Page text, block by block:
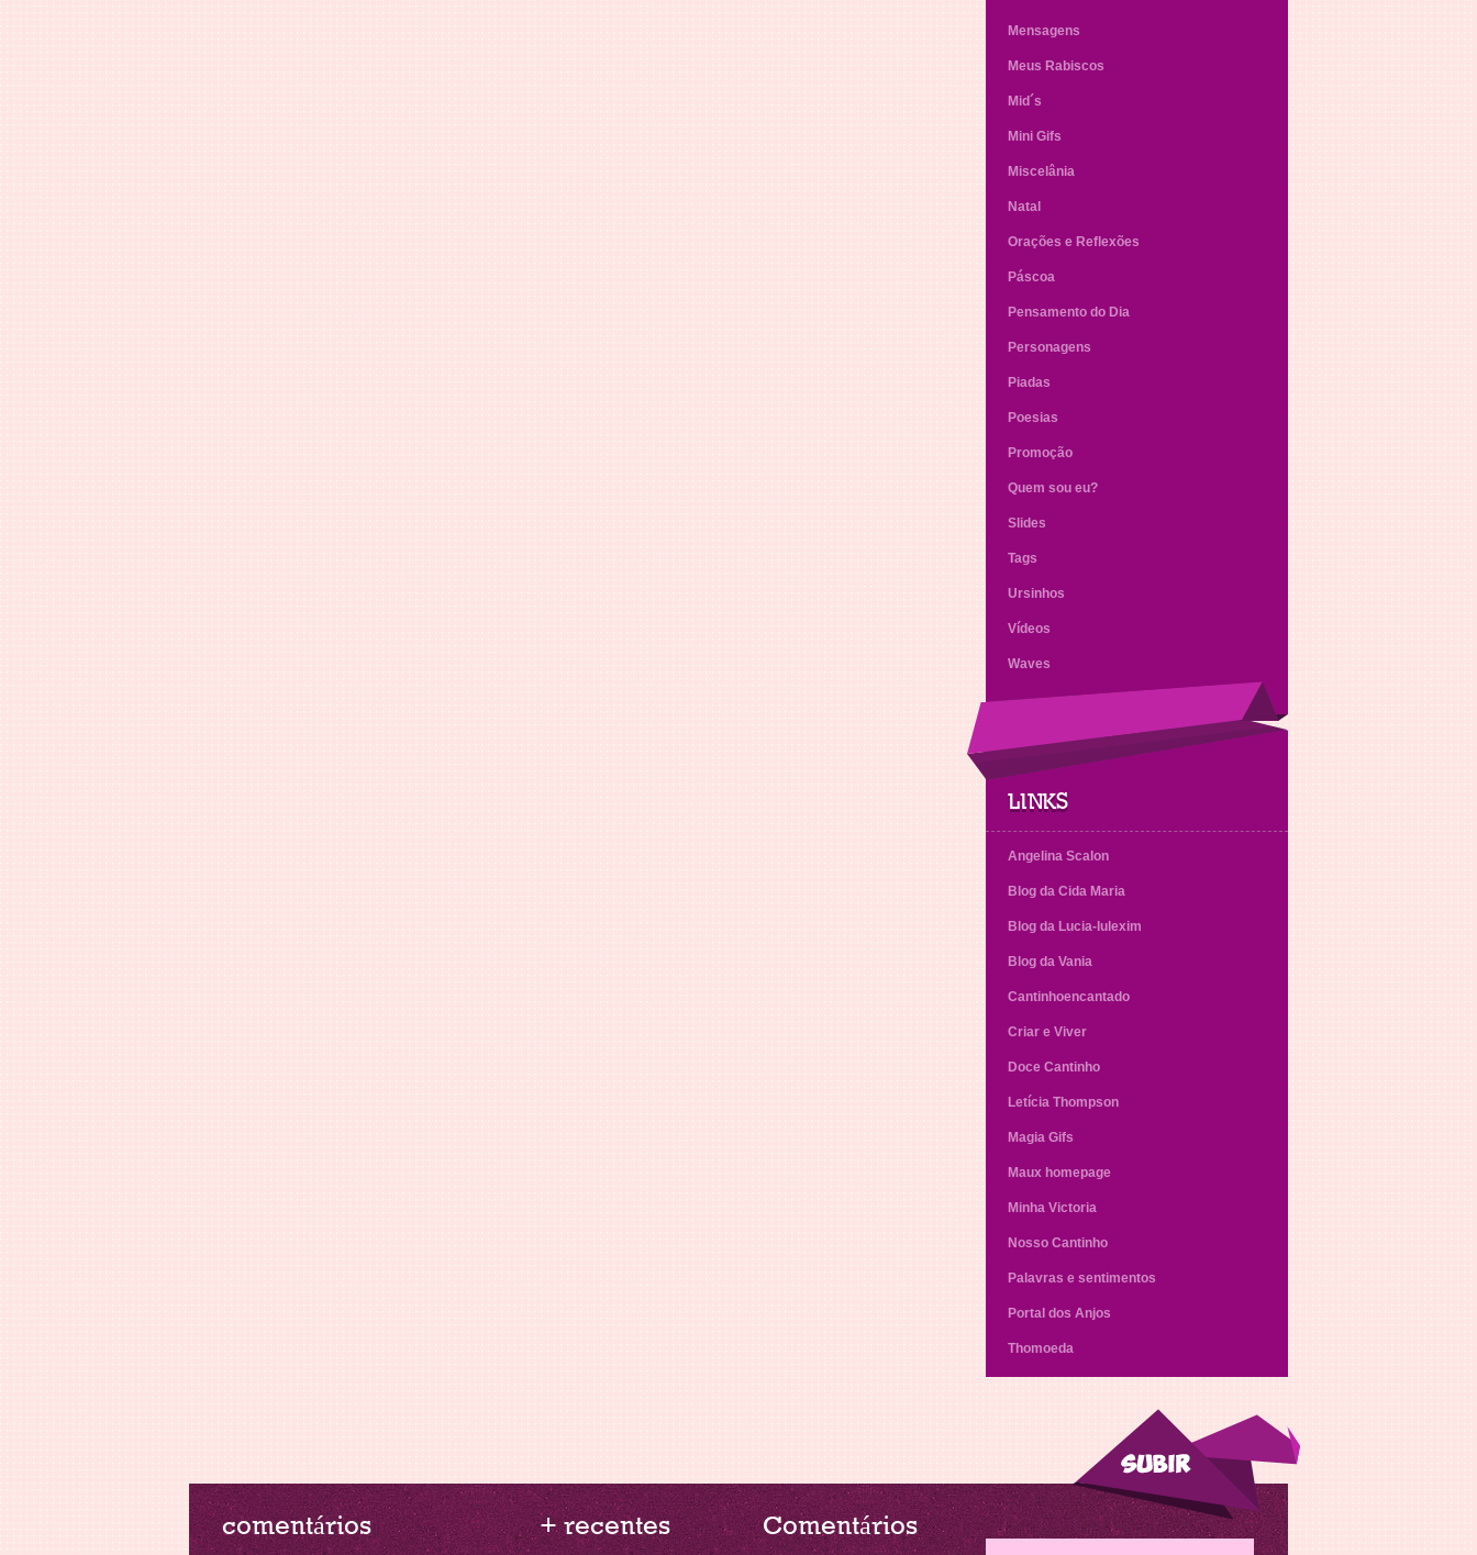
Mensagens
Meus Rabiscos
Mid´s
Mini Gifs
Miscelânia
Natal
Orações e Reflexões
Páscoa
Pensamento do Dia
Personagens
Piadas
Poesias
Promoção
Quem sou eu?
Slides
Tags
Ursinhos
Vídeos
Waves
LINKS
Angelina Scalon
Blog da Cida Maria
Blog da Lucia-lulexim
Blog da Vania
Cantinhoencantado
Criar e Viver
Doce Cantinho
Letícia Thompson
Magia Gifs
Maux homepage
Minha Victoria
Nosso Cantinho
Palavras e sentimentos
Portal dos Anjos
Thomoeda
comentários + recentes Comentários